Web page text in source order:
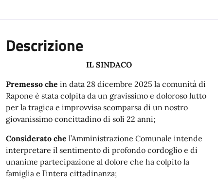
Descrizione
IL SINDACO
Premesso che in data 28 dicembre 2025 la comunità di
Rapone è stata colpita da un gravissimo e doloroso lutto
per la tragica e improvvisa scomparsa di un nostro
giovanissimo concittadino di soli 22 anni;
Considerato che l’Amministrazione Comunale intende
interpretare il sentimento di profondo cordoglio e di
unanime partecipazione al dolore che ha colpito la
famiglia e l’intera cittadinanza;